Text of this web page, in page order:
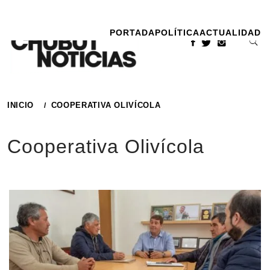
contenido
PORTADAPOLÍTICAACTUALIDAD
INICIO COOPERATIVA OLIVÍCOLA
Cooperativa Olivícola